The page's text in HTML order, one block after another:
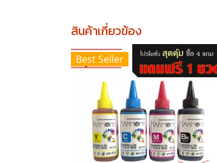
สินค้าเกี่ยวข้อง
Best Seller